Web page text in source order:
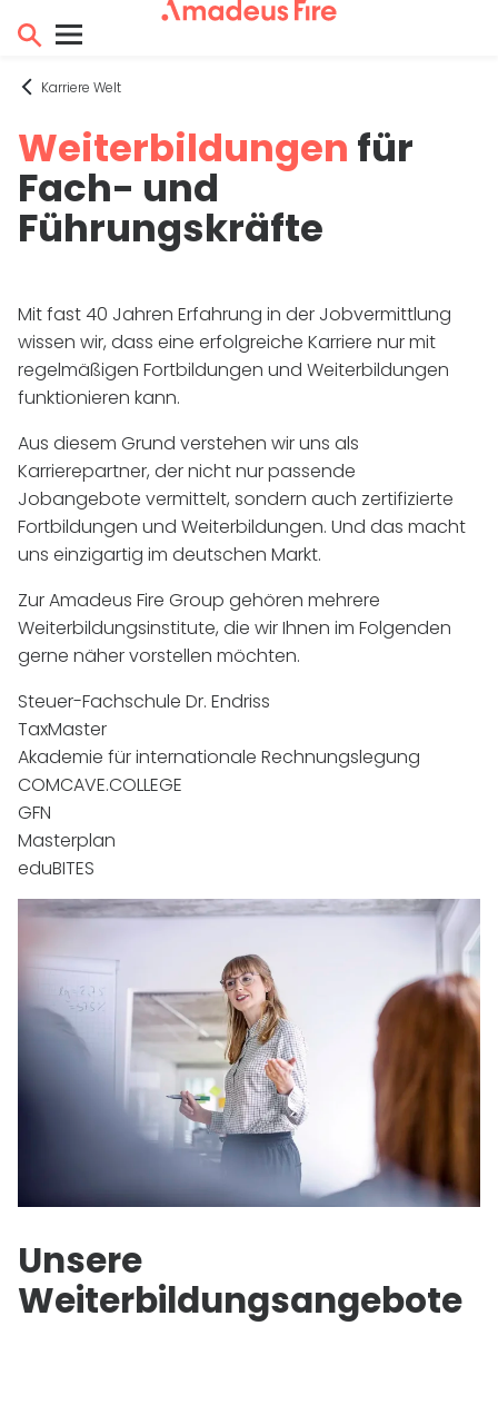
Karriere Welt
Weiterbildungen für
Fach- und
Führungskräfte
Mit fast 40 Jahren Erfahrung in der Jobvermittlung
wissen wir, dass eine erfolgreiche Karriere nur mit
regelmäßigen Fortbildungen und Weiterbildungen
funktionieren kann.
Aus diesem Grund verstehen wir uns als
Karrierepartner, der nicht nur passende
Jobangebote vermittelt, sondern auch zertifizierte
Fortbildungen und Weiterbildungen. Und das macht
uns einzigartig im deutschen Markt.
Zur Amadeus Fire Group gehören mehrere
Weiterbildungsinstitute, die wir Ihnen im Folgenden
gerne näher vorstellen möchten.
Steuer-Fachschule Dr. Endriss
TaxMaster
Akademie für internationale Rechnungslegung
COMCAVE.COLLEGE
GFN
Masterplan
eduBITES
Unsere
Weiterbildungsangebote